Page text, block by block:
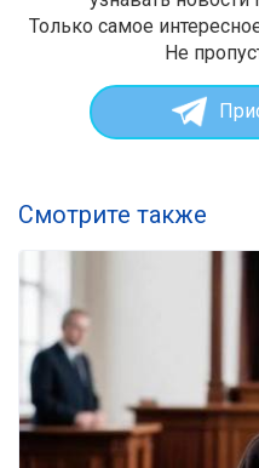
Только самое
Не
Смотрите также